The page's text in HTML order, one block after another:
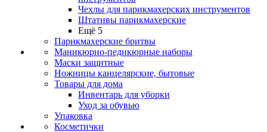
Чехлы для парикмахерских инструментов
Штативы парикмахерские
Ещё 5
Парикмахерские бритвы
Маникюрно-педикюрные наборы
Маски защитные
Ножницы канцелярские, бытовые
Товары для дома
Инвентарь для уборки
Уход за обувью
Упаковка
Косметички